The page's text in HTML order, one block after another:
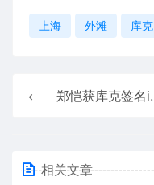
上海 外滩 库克
郑恺获库克签名iPhone！当面建议苹果继续生产mini机型
相关文章